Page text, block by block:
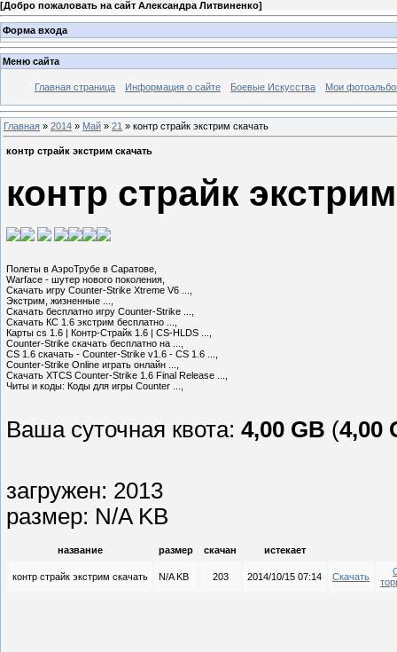
[Добро пожаловать на сайт Александра Литвиненко]
Форма входа
Меню сайта
Главная страница Информация о сайте Боевые Искусства Мои
Главная » 2014 » Май » 21 » контр страйк экстрим скачать
контр страйк экстрим скачать
контр страйк
Полеты в АэроТрубе в Саратове,
Warface - шутер нового поколения,
Скачать игру Counter-Strike Xtreme V6 ...,
Экстрим, жизненные ...,
Скачать бесплатно игру Counter-Strike ...,
Скачать КС 1.6 экстрим бесплатно ...,
Карты cs 1.6 | Контр-Страйк 1.6 | CS-HLDS ...,
Counter-Strike скачать бесплатно на ...,
CS 1.6 скачать - Counter-Strike v1.6 - CS 1.6 ...,
Counter-Strike Online играть онлайн ...,
Скачать XTCS Counter-Strike 1.6 Final Release ...,
Читы и коды: Коды для игры Соunter ...,
Ваша суточная квота: 4,00 GB (4,00
загружен: 2013
размер: N/A KB
название размер скачан истекает
контр страйк экстрим скачать N/A KB 203 2014/10/15 07:14 Скачать